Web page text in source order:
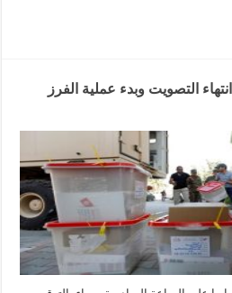
التصويت وبدء عملية الفرز